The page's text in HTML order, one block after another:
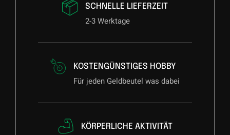
SCHNELLE LIEFERZEIT
2-3 Werktage
KOSTENGÜNSTIGES HOBBY
Für jeden Geldbeutel was dabei
KÖRPERLICHE AKTIVITÄT